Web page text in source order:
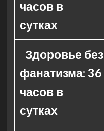
часов в
сутках
Здоровье без
фанатизма: 36
часов в
сутках